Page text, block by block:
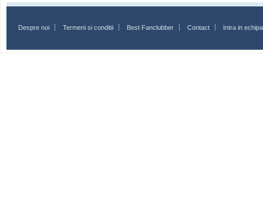
Despre noi Termeni si conditii Best Fanclubber Contact Intra in